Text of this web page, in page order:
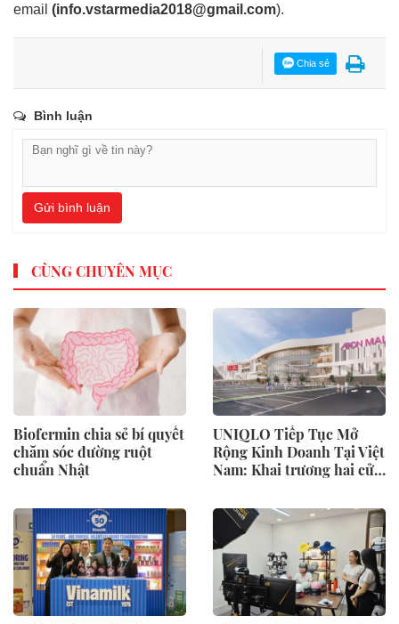
email (info.vstarmedia2018@gmail.com).
Chia sẻ
Bình luận
Gửi bình luận
CÙNG CHUYÊN MỤC
Biofermin chia sẻ bí quyết
chăm sóc đường ruột
chuẩn Nhật
UNIQLO Tiếp Tục Mở
Rộng Kinh Doanh Tại Việt
Nam: Khai trương hai cửa
và Hạ Long vào mùa Thu
Đông 2026